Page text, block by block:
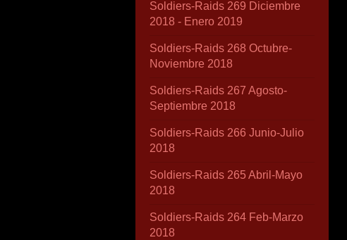
Soldiers-Raids 269 Diciembre
2018 - Enero 2019
Soldiers-Raids 268 Octubre-
Noviembre 2018
Soldiers-Raids 267 Agosto-
Septiembre 2018
Soldiers-Raids 266 Junio-Julio
2018
Soldiers-Raids 265 Abril-Mayo
2018
Soldiers-Raids 264 Feb-Marzo
2018